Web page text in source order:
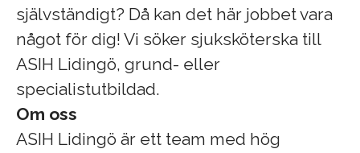
självständigt? Då kan det här jobbet vara
något för dig! Vi söker sjuksköterska till
ASIH Lidingö, grund- eller
specialistutbildad.
Om oss
ASIH Lidingö är ett team med hög